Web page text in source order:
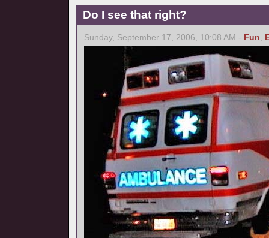
Do I see that right?
Sunday, September 17, 2006, 10:08 AM - Fun,